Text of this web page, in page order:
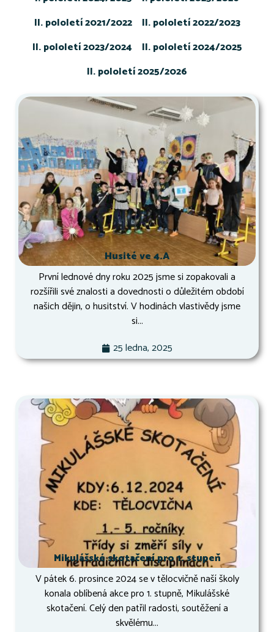
II. pololetí 2021/2022
II. pololetí 2022/2023
II. pololetí 2023/2024
II. pololetí 2024/2025
II. pololetí 2025/2026
Husité ve 4.A
První lednové dny roku 2025 jsme si zopakovali a
rozšířili své znalosti a dovednosti o důležitém období
našich dějin, o husitství. V hodinách vlastivědy jsme
si...
25 ledna, 2025
Mikulášské skotačení pro 1. stupeň
V pátek 6. prosince 2024 se v tělocvičně naší školy
konala oblíbená akce pro 1. stupně, Mikulášské
skotačení. Celý den patřil radosti, soutěžení a
skvělému...